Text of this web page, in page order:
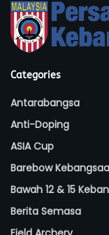
Categories
Antarabangsa
Anti-Doping
ASIA Cup
Barebow
Bawah 12 & 15
Berita Semasa